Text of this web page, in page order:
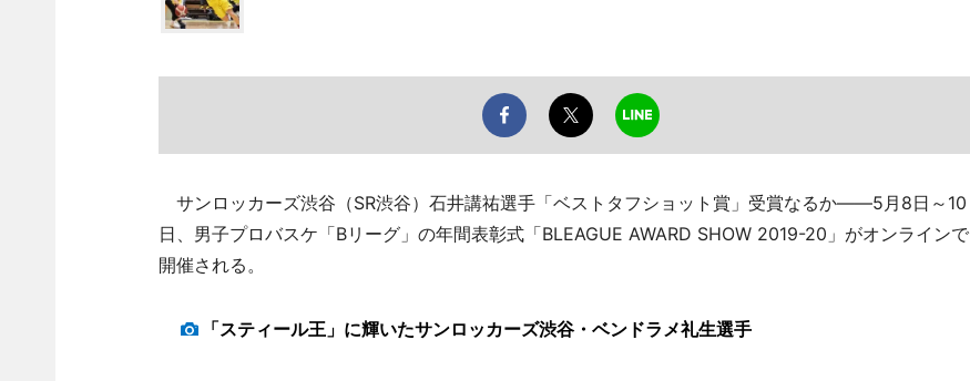
サンロッカーズ渋谷（SR渋谷）石井講祐選手「ベストタフショット賞」受賞なるか――5月8日～10
日、男子プロバスケ「Bリーグ」の年間表彰式「BLEAGUE AWARD SHOW 2019-20」がオンラインで
開催される。
「スティール王」に輝いたサンロッカーズ渋谷・ベンドラメ礼生選手